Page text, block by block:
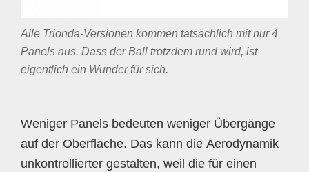
Alle Trionda-Versionen kommen tatsächlich mit nur 4
Panels aus. Dass der Ball trotzdem rund wird, ist
eigentlich ein Wunder für sich.
Weniger Panels bedeuten weniger Übergänge
auf der Oberfläche. Das kann die Aerodynamik
unkontrollierter gestalten, weil die für einen